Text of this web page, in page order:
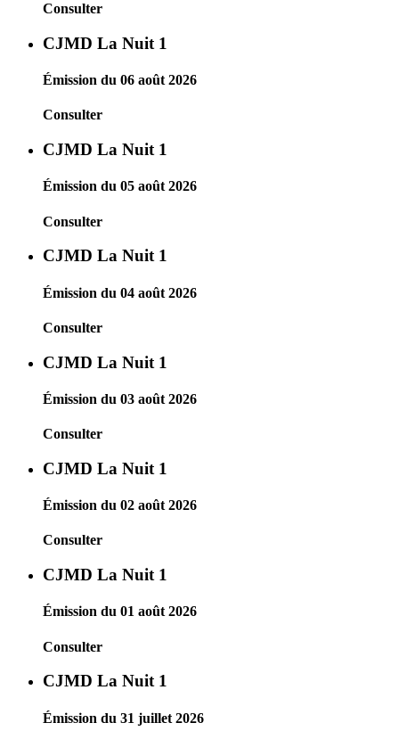
Consulter
CJMD La Nuit 1
Émission du 06 août 2026
Consulter
CJMD La Nuit 1
Émission du 05 août 2026
Consulter
CJMD La Nuit 1
Émission du 04 août 2026
Consulter
CJMD La Nuit 1
Émission du 03 août 2026
Consulter
CJMD La Nuit 1
Émission du 02 août 2026
Consulter
CJMD La Nuit 1
Émission du 01 août 2026
Consulter
CJMD La Nuit 1
Émission du 31 juillet 2026